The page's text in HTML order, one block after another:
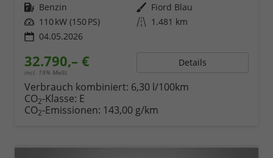
Kraftstoff Benzin Außenfarbe Fiord Blau
Leistung 110 kW (150 PS) Kilometerstand 1.481 km
04.05.2026
32.790,– €
incl. 19% MwSt.
Details
Verbrauch kombiniert: 6,30 l/100km
CO2-Klasse: E
CO2-Emissionen: 143,00 g/km